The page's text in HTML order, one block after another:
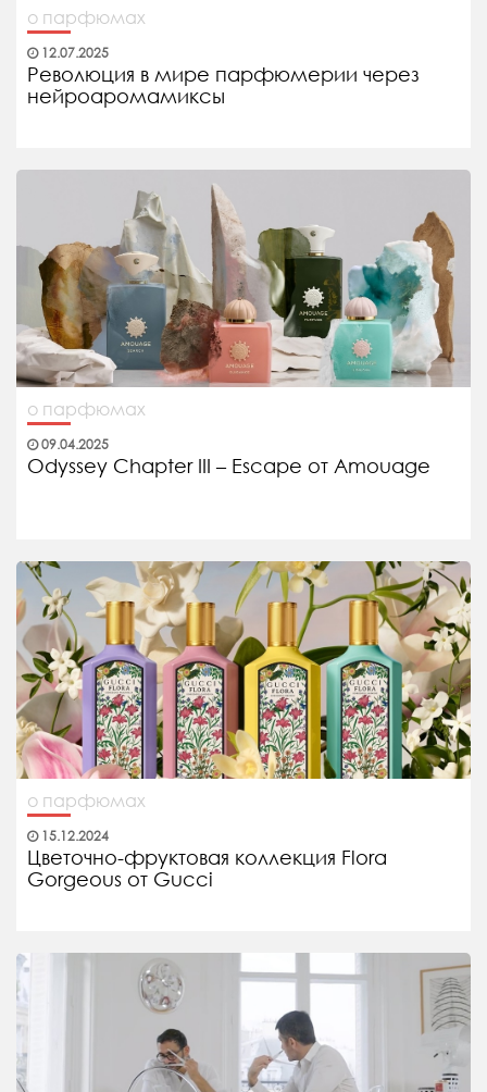
о парфюмах
12.07.2025
Революция в мире парфюмерии через
нейроаромамиксы
о парфюмах
09.04.2025
Odyssey Chapter III – Escape от Amouage
о парфюмах
15.12.2024
Цветочно-фруктовая коллекция Flora
Gorgeous от Gucci